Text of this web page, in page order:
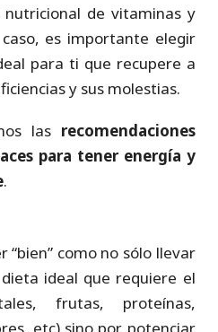
de vitaminas y
es importante elegir
para ti que recupere a
y sus molestias.
lasrecomendaciones
para tener energía y
.
“bien” como no sólo llevar
ideal que requiere el
frutas, proteínas,